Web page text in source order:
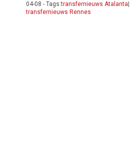
04-08 - Tags:transfernieuws Atalanta
transfernieuws Rennes